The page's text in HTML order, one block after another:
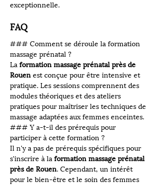
exceptionnelle.
FAQ
### Comment se déroule la formation
massage prénatal ?
La formation massage prénatal près de
Rouen est conçue pour être intensive et
pratique. Les sessions comprennent des
modules théoriques et des ateliers
pratiques pour maîtriser les techniques de
massage adaptées aux femmes enceintes.
### Y a-t-il des prérequis pour
participer à cette formation ?
Il n'y a pas de prérequis spécifiques pour
s'inscrire à la formation massage prénatal
près de Rouen. Cependant, un intérêt
pour le bien-être et le soin des femmes